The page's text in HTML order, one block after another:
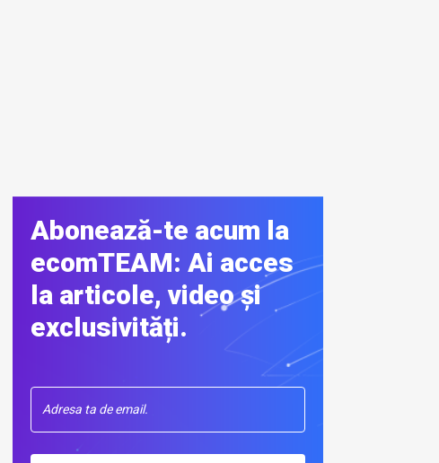
Abonează-te acum la
ecomTEAM: Ai acces
la articole, video și
exclusivități.